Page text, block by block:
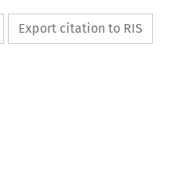
Export citation to RIS